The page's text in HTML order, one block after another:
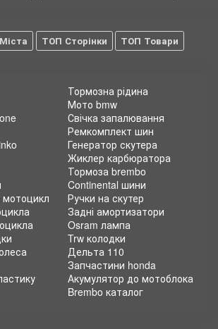
Міста ТОП Сторінки
ТОП Товари
Тормозна рідина
Мото bmw
Свічка запалювання
Ремкомплект шин
Генератор скутера
Жиклер карбюратора
Тормоза brembo
Continental шини
Ручки на скутер
Задні амортизатори
Osram лампа
Trw колодки
Дельта 110
Запчастини honda
Акумулятор до мотоблока
Brembo каталог